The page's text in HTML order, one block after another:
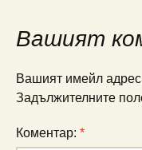
Вашият
Вашият имейл
Задължителните
Коментар: *